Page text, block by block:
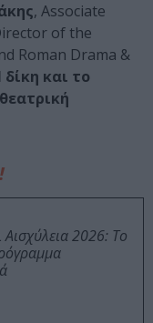
, Associate
of the
Roman Drama &
δίκη και το
Αισχύλεια 2026: Το